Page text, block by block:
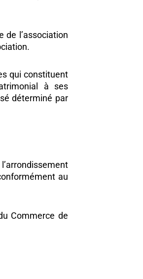
de l’association
qui constituent
à ses
déterminé par
au
Commerce de